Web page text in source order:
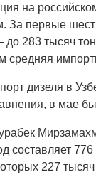
на
За первые
283 тысяч
средняя
дизеля в
в мае
составляет
227